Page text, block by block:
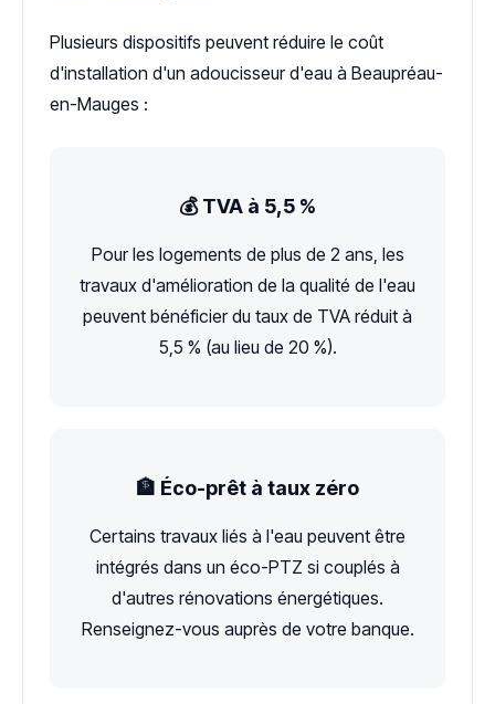
Plusieurs dispositifs peuvent réduire le coût
d'installation d'un adoucisseur d'eau à Beaupréau-
en-Mauges :
💰 TVA à 5,5 %
Pour les logements de plus de 2 ans, les
travaux d'amélioration de la qualité de l'eau
peuvent bénéficier du taux de TVA réduit à
5,5 % (au lieu de 20 %).
🏦 Éco-prêt à taux zéro
Certains travaux liés à l'eau peuvent être
intégrés dans un éco-PTZ si couplés à
d'autres rénovations énergétiques.
Renseignez-vous auprès de votre banque.